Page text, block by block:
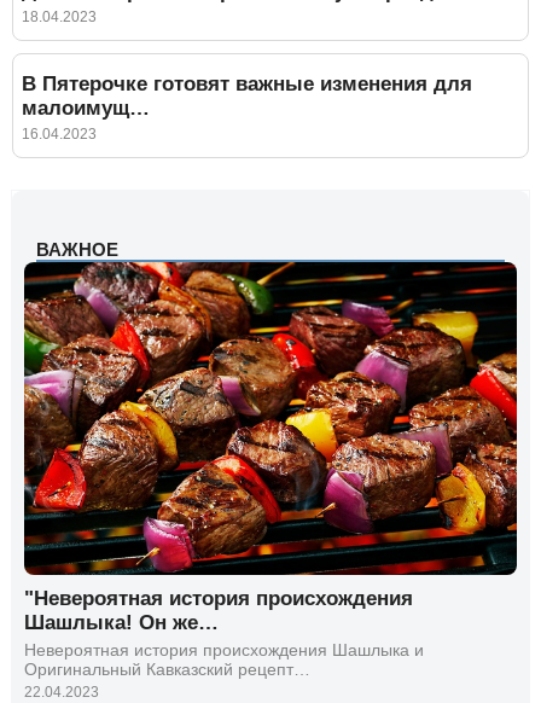
18.04.2023
В Пятерочке готовят важные изменения для
малоимущ…
16.04.2023
ВАЖНОЕ
"Невероятная история происхождения
Шашлыка! Он же…
Невероятная история происхождения Шашлыка и
Оригинальный Кавказский рецепт…
22.04.2023